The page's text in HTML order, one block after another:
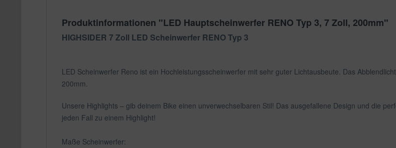
Produktinformationen "LED Hauptscheinwerfer RENO Typ 3, 7 Zoll, 200mm"
HIGHSIDER 7 Zoll LED Scheinwerfer RENO Typ 3
LED Scheinwerfer Reno ist ein Hochleistungsscheinwerfer mit sehr guter Lichtausbeute. Das
200mm.
Unsere Highlights – gib deinem Bike einen unverwechselbaren Stil! Das ausgefallene Design und die
jeden Fall zu einem Highlight!
Maße Scheinwerfer: